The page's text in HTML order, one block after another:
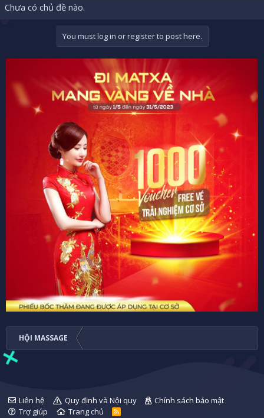
Chưa có chủ đề nào.
You must log in or register to post here.
HỘI MASSAGE
Liên hệ Quy định và Nội quy
Chính sách bảo mật
Trợ giúp
Trang chủ
R